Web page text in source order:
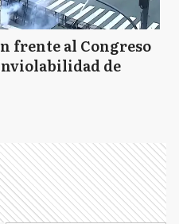
frente al Congreso
de